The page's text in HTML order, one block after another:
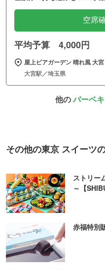
空席
平均予算 4,000円
屋上ビアガーデン 晴れ風 大宮
大宮駅／埼玉県
他のバーベ
その他の東京 スイーツ
ストリー
～【
赤福特別